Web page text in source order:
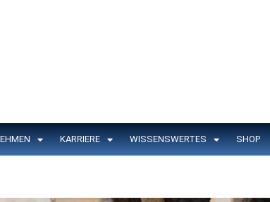
KARRIERE WISSENSWERTES SHOP